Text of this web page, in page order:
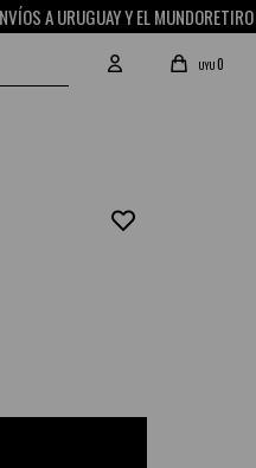
URUGUAY Y EL MUNDORETIRO
UYU0